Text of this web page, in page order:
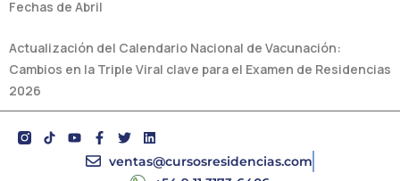
Fechas de Abril
Actualización del Calendario Nacional de Vacunación:
Cambios en la Triple Viral clave para el Examen de Residencias
2026
Y
o
F
a
c
T
w
i
L
i
n
ventas@cursosresidencias.com